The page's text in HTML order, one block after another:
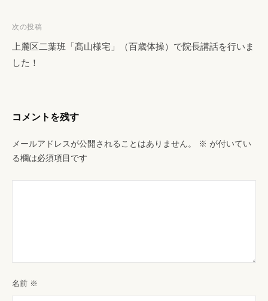
ゲ
ー
シ
次の投稿
上麓区二葉班「髙山様宅」（百歳体操）で院長講話を行いま
した！
コメントを残す
メールアドレスが公開されることはありません。 ※ が付いてい
る欄は必須項目です
名前 ※